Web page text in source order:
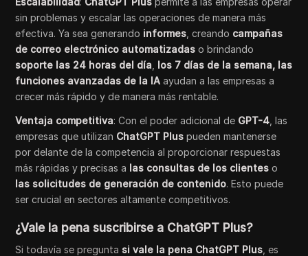
sin problemas y escalar las operaciones de manera más
efectiva. Ya sea generando informes , creando campañas
de correo electrónico automatizadas o brindando
soporte las 24 horas del día los 7 días de la semana, las
funciones avanzadas de la IA ayudan a las empresas a
crecer más rápido y de manera más rentable.
Ventaja competitiva: Con el poder adicional de GPT-4 , las
empresas que utilizan ChatGPT Plus pueden mantenerse
por delante de la competencia al proporcionar respuestas
más rápidas y precisas a las consultas de los clientes o
las solicitudes de generación de contenido. Esto puede
ser crucial en sectores altamente competitivos.
¿Vale la pena suscribirse a ChatGPT Plus?
Si todavía se pregunta si vale la pena ChatGPT Plus , es